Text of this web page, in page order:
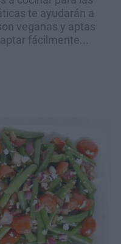
te ayudarán a
veganas y aptas
fácilmente...